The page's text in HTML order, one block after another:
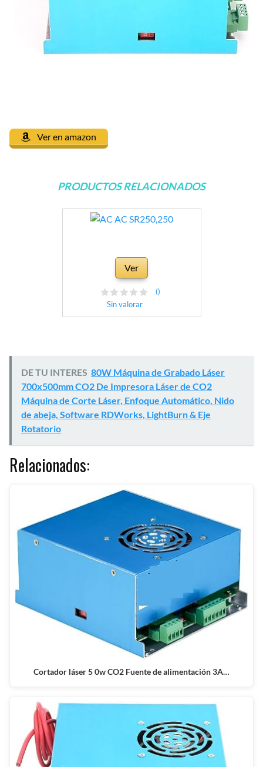
Ver en amazon
PRODUCTOS RELACIONADOS
Ver
Sin valorar
()
DE TU INTERES 80W Máquina de Grabado Láser
700x500mm CO2 De Impresora Láser de CO2
Máquina de Corte Láser, Enfoque Automático, Nido
de abeja, Software RDWorks, LightBurn & Eje
Rotatorio
Relacionados:
Cortador láser 5 0w CO2 Fuente de alimentación 3A…